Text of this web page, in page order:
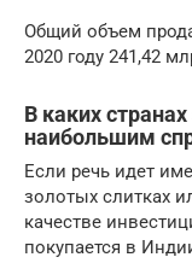
Общий объем
2020 году 241,42
В каких
наибольшим
Если речь идет
золотых слитках
качестве
покупается в